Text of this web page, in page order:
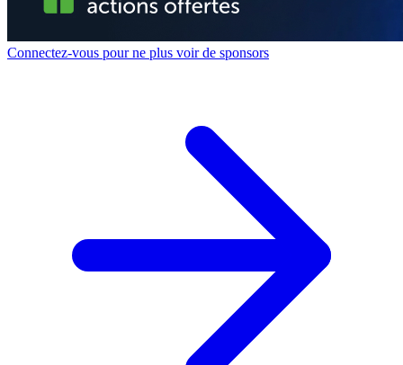
Connectez-vous pour ne plus voir de sponsors